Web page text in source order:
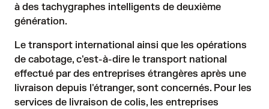
à des tachygraphes intelligents de deuxième
génération.
Le transport international ainsi que les opérations
de cabotage, c'est-à-dire le transport national
effectué par des entreprises étrangères après une
livraison depuis l'étranger, sont concernés. Pour les
services de livraison de colis, les entreprises